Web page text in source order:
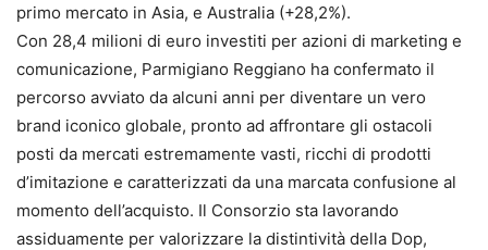
primo mercato in Asia, e Australia (+28,2%).
Con 28,4 milioni di euro investiti per azioni di marketing e
comunicazione, Parmigiano Reggiano ha confermato il
percorso avviato da alcuni anni per diventare un vero
brand iconico globale, pronto ad affrontare gli ostacoli
posti da mercati estremamente vasti, ricchi di prodotti
d’imitazione e caratterizzati da una marcata confusione al
momento dell’acquisto. Il Consorzio sta lavorando
assiduamente per valorizzare la distintività della Dop,